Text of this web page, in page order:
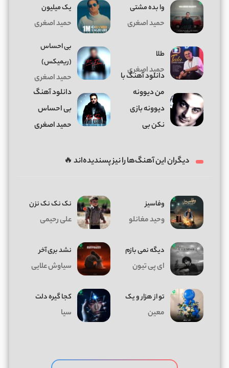
وا بده مشتی
حمید اصغری
یک میلیون
حمید اصغری
طلا
حمید اصغری
بی احساس
(ریمیکس)
حمید اصغری
دانلود آهنگ با
من دیوونه
دیوونه بازی
نکن بی
دانلود آهنگ
بی احساس
حمید اصغری
دیگران این آهنگ‌ها را نیز پسندیده‌اند 🔥
وفاسیز
وحید مغانلو
نک نک نک نزن
علی رحیمی
دیگه نمی بازم
ای پی تیون
نشد بری آخر
سیاوش علایی
تو از هزار و یک
معین
کجا گیره دلت
سیا